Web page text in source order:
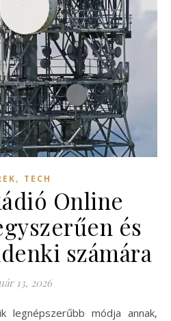
, TECH
Online
és
számára
13, 2026